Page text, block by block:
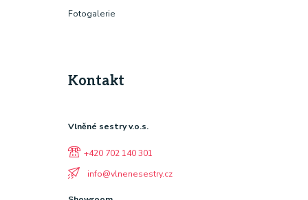
Fotogalerie
Kontakt
Vlněné sestry v.o.s.
+420 702 140 301
info@vlnenesestry.cz